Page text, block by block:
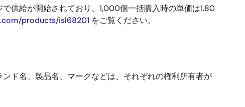
供給が開始されており、1,000個一括購入時の単価は1.80
products/isl68201 をご覧ください。
ド名、製品名、マークなどは、それぞれの権利所有者が